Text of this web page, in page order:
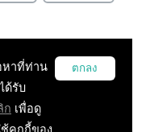
หาที่ท่าน
ด้รับ
ก เพื่อดู
คุกกี้ของ
ตกลง